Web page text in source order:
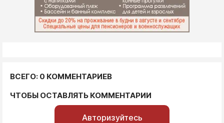
ВСЕГО: 0 КОММЕНТАРИЕВ
ЧТОБЫ ОСТАВЛЯТЬ КОММЕНТАРИИ
Авторизуйтесь